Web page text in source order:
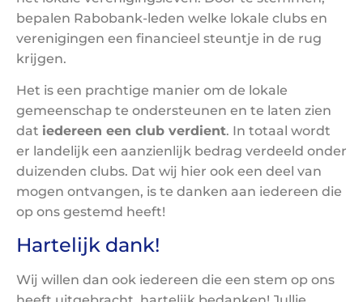
bepalen Rabobank-leden welke lokale clubs en
verenigingen een financieel steuntje in de rug
krijgen.
Het is een prachtige manier om de lokale
gemeenschap te ondersteunen en te laten zien
dat iedereen een club verdient. In totaal wordt
er landelijk een aanzienlijk bedrag verdeeld onder
duizenden clubs. Dat wij hier ook een deel van
mogen ontvangen, is te danken aan iedereen die
op ons gestemd heeft!
Hartelijk dank!
Wij willen dan ook iedereen die een stem op ons